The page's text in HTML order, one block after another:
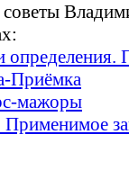
Приёмка
мажоры